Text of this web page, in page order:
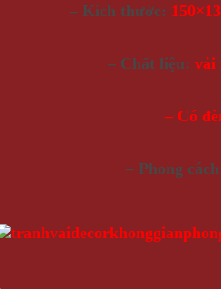
– Kích thước:
– Chất liệu: vải
– Có
– Phong